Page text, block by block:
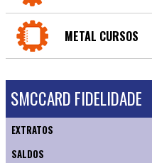
METAL CURSOS
SMCCARD FIDELIDADE
EXTRATOS
SALDOS